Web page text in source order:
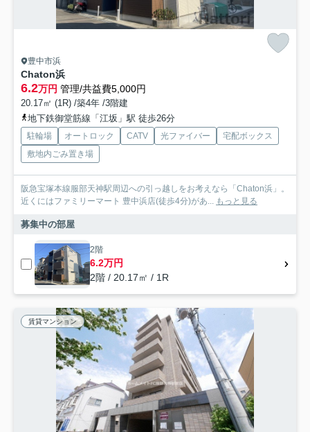
豊中市浜
Chaton浜
6.2万円 管理/共益費5,000円
20.17㎡ (1R) /築4年 /3階建
地下鉄御堂筋線「江坂」駅 徒歩26分
駐輪場 オートロック CATV 光ファイバー
宅配ボックス
敷地内ごみ置き場
阪急宝塚本線服部天神駅周辺への引っ越しをお考えなら「Chaton浜」。
近くにはファミリーマート 豊中浜店(徒歩4分)があ... もっと見る
募集中の部屋
2階
6.2万円
2階 / 20.17㎡ / 1R
賃貸マンション